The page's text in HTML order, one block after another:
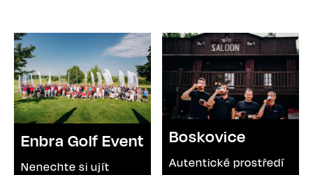
Enbra Golf Event
Nenechte si ujít
Boskovice
Autentické prostředí